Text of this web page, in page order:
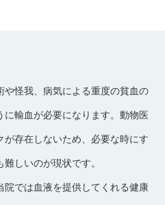
や怪我、病気による重度の貧血の
輸血が必要になります。動物医
存在しないため、必要な時にす
しいのが現状です。
では血液を提供してくれる健康